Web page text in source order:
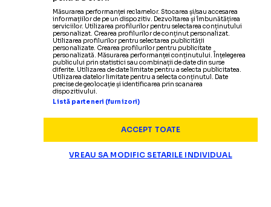
Măsurarea performanței reclamelor. Stocarea și/sau accesarea
informațiilor de pe un dispozitiv. Dezvoltarea și îmbunătățirea
serviciilor. Utilizarea profilurilor pentru selectarea conținutului
personalizat. Crearea profilurilor de conținut personalizat.
Utilizarea profilurilor pentru selectarea publicității
personalizate. Crearea profilurilor pentru publicitate
personalizată. Măsurarea performanței conținutului. Înțelegerea
publicului prin statistici sau combinații de date din surse
diferite. Utilizarea de date limitate pentru a selecta publicitatea.
Utilizarea datelor limitate pentru a selecta conținutul. Date
precise de geolocație și identificarea prin scanarea
dispozitivului.
Listă parteneri (furnizori)
ACCEPT TOATE
VREAU SA MODIFIC SETARILE INDIVIDUAL